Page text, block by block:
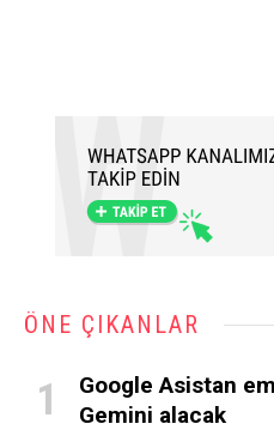
ÖNE ÇIKANLAR
Google Asistan
Gemini alacak